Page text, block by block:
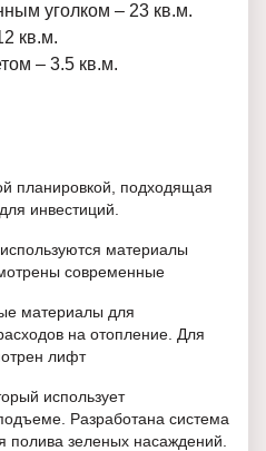
уголком – 23 кв.м.
кв.м.
– 3.5 кв.м.
планировкой, подходящая
инвестиций.
материалы
современные
материалы для
на отопление. Для
лифт
использует
Разработана система
полива зеленых насаждений.